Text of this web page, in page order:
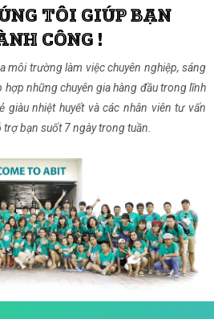
TÔI GIÚP BẠN
CÔNG !
môi trường làm việc chuyên nghiệp, sáng
hợp những chuyên gia hàng đầu trong lĩnh
giàu nhiệt huyết và các nhân viên tư vấn
bạn suốt 7 ngày trong tuần.